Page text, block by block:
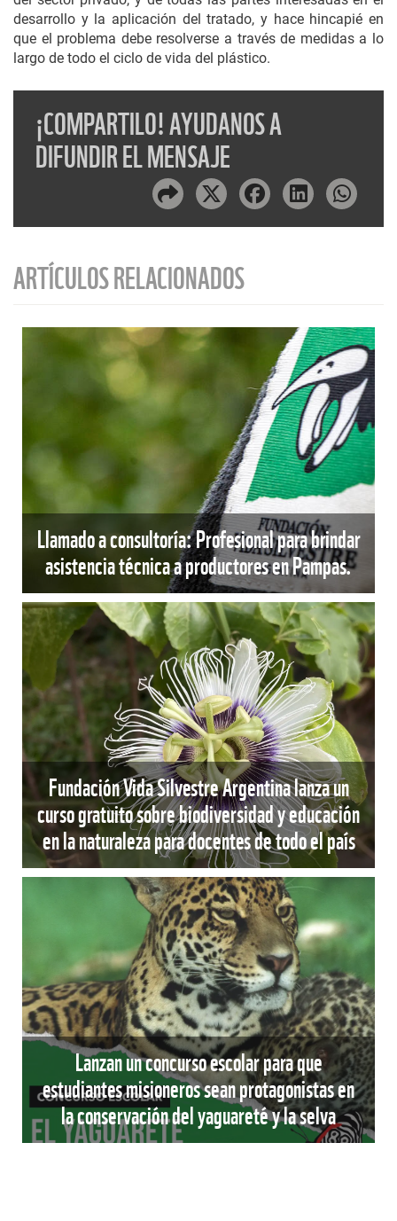
desarrollo y la aplicación del tratado, y hace hincapié en
que el problema debe resolverse a través de medidas a lo
largo de todo el ciclo de vida del plástico.
¡COMPARTILO! AYUDANOS A
DIFUNDIR EL MENSAJE
ARTÍCULOS RELACIONADOS
Llamado a consultoría: Profesional para brindar
asistencia técnica a productores en Pampas.
Fundación Vida Silvestre Argentina lanza un
curso gratuito sobre biodiversidad y educación
en la naturaleza para docentes de todo el país
Lanzan un concurso escolar para que
estudiantes misioneros sean protagonistas en
la conservación del yaguareté y la selva